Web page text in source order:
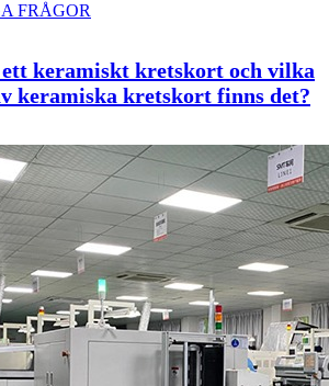
FRÅGOR
keramiskt kretskort och vilka
keramiska kretskort finns det?